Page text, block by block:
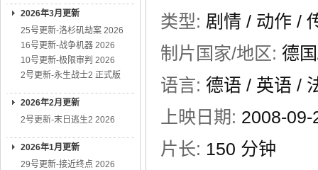
2026年3月更新
25号更新-洛杉矶劫案 2026
16号更新-战争机器 2026
10号更新-极限审判 2026
2号更新-永生战士2 正式版
2026年2月更新
2号更新-末日逃生2 2026
2026年1月更新
29号更新-接近终点 2026
类型: 剧情 / 动作 /
制片国家/地区: 德
语言: 德语 / 英语 /
上映日期: 2008-09-
片长: 150 分钟